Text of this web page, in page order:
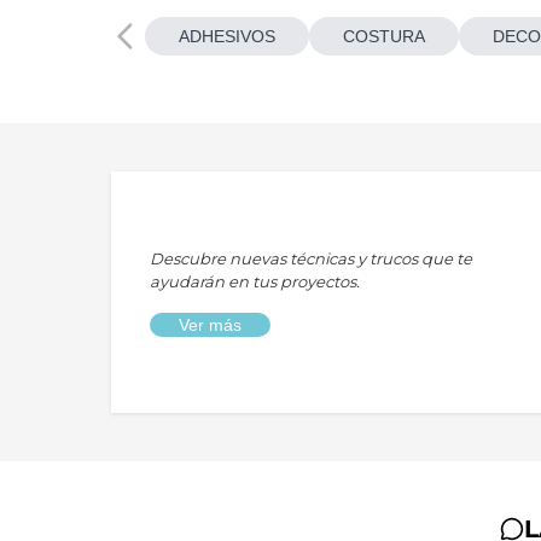
ADHESIVOS COSTURA
Descubre nuevas técnicas y trucos que te
ayudarán en tus proyectos.
Ver más